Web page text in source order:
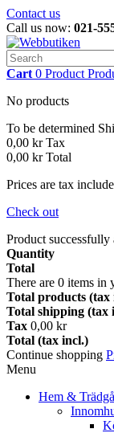
Contact us
Call us now: 021-
Cart 0 Product
No products
To be determined
0,00 kr Tax
0,00 kr Total
Prices are tax
Check out
Product
Quantity
Total
There are 0 items in
Total products (tax
Total shipping (tax
Tax 0,00 kr
Total (tax incl.)
Continue shopping
Menu
Hem &